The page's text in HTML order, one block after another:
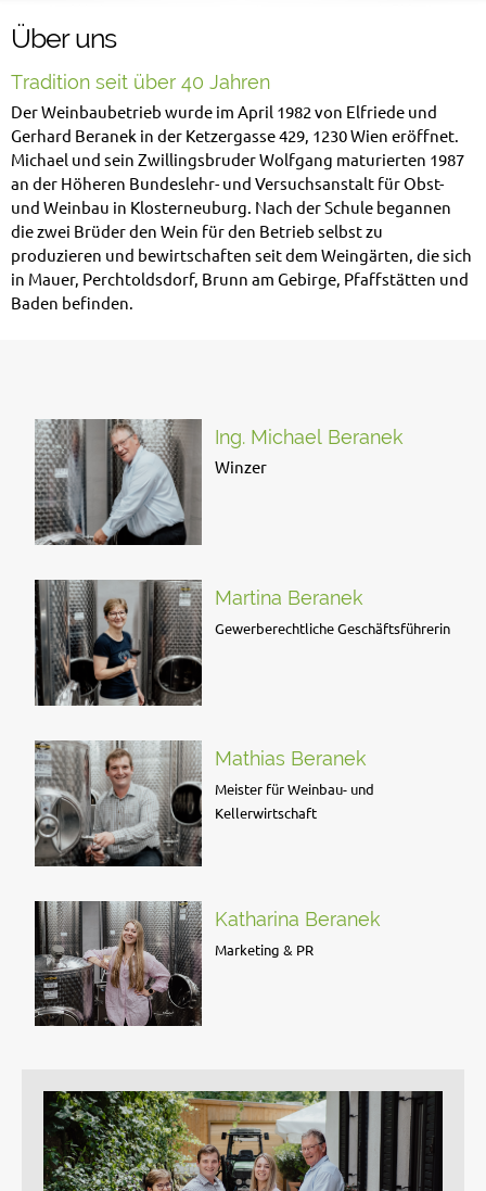
Über uns
Tradition seit über 40 Jahren
Der Weinbaubetrieb wurde im April 1982 von Elfriede und
Gerhard Beranek in der Ketzergasse 429, 1230 Wien eröffnet.
Michael und sein Zwillingsbruder Wolfgang maturierten 1987
an der Höheren Bundeslehr- und Versuchsanstalt für Obst-
und Weinbau in Klosterneuburg. Nach der Schule begannen
die zwei Brüder den Wein für den Betrieb selbst zu
produzieren und bewirtschaften seit dem Weingärten, die sich
in Mauer, Perchtoldsdorf, Brunn am Gebirge, Pfaffstätten und
Baden befinden.
Ing. Michael Beranek
Winzer
Martina Beranek
Gewerberechtliche Geschäftsführerin
Mathias Beranek
Meister für Weinbau- und
Kellerwirtschaft
Katharina Beranek
Marketing & PR